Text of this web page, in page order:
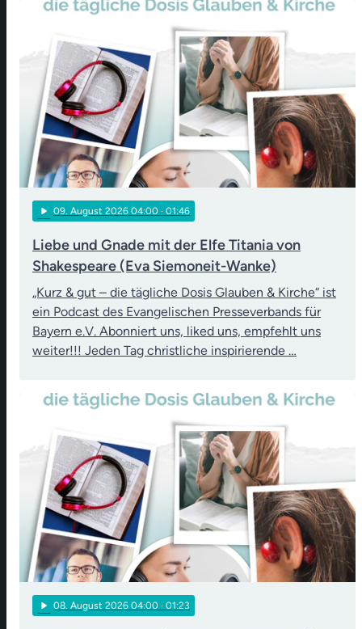
play_arrow 09. August 2026 04:00 · 01:46
Liebe und Gnade mit der Elfe Titania von
Shakespeare (Eva Siemoneit-Wanke)
„Kurz & gut – die tägliche Dosis Glauben & Kirche“ ist
ein Podcast des Evangelischen Presseverbands für
Bayern e.V. Abonniert uns, liked uns, empfehlt uns
weiter!!! Jeden Tag christliche inspirierende …
play_arrow 08. August 2026 04:00 · 01:23